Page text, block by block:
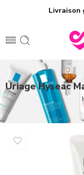
Uriage Hyseac